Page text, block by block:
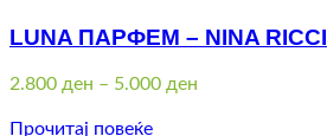
LUNA ПАРФЕМ – NINA RICCI
2.800 ден – 5.000 ден
Прочитај повеќе